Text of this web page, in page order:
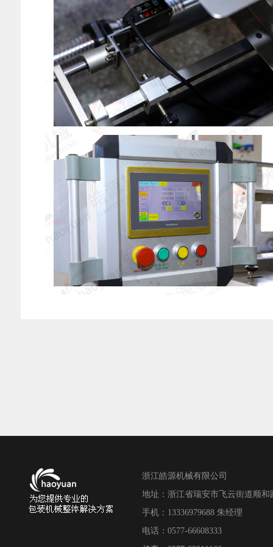
浙江皓源机械有限公司
地址：浙江省瑞安市飞云街道顺和
手机：13336979688 朱经理
电话：0577-66608333